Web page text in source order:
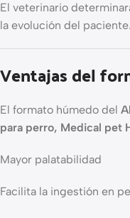
El veterinario
la evolución del paciente.
Ventajas del
El formato húmedo del
para perro, Medical pet
Mayor palatabilidad
Facilita la ingestión en